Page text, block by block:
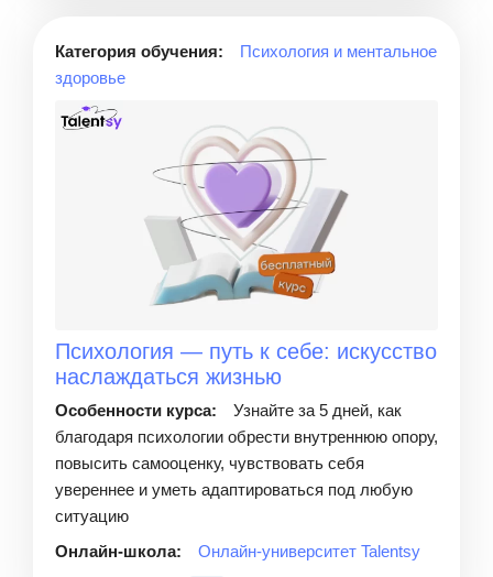
Категория обучения:
Психология и ментальное
здоровье
Психология — путь к себе: искусство
наслаждаться жизнью
Особенности курса:
Узнайте за 5 дней, как
благодаря психологии обрести внутреннюю опору,
повысить самооценку, чувствовать себя
увереннее и уметь адаптироваться под любую
ситуацию
Онлайн-школа:
Онлайн-университет Talentsy